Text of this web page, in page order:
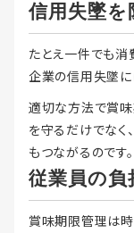
信用失墜
たとえ一件でも消
企業の信用失墜に
適切な方法で賞味
を守るだけでなく
もつながるのです。
従業員の
賞味期限管理は